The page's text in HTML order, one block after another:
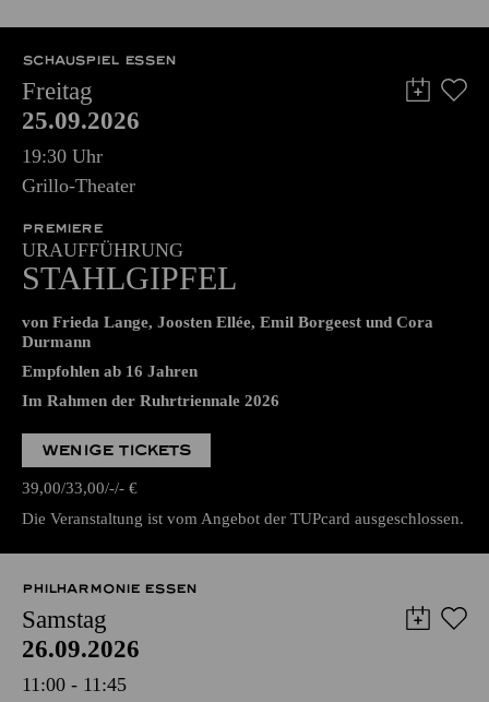
SCHAUSPIEL ESSEN
Freitag
25.09.2026
19:30 Uhr
Grillo-Theater
PREMIERE
URAUFFÜHRUNG
STAHLGIPFEL
von Frieda Lange, Joosten Ellée, Emil Borgeest und Cora
Durmann
Empfohlen ab 16 Jahren
Im Rahmen der Ruhrtriennale 2026
WENIGE TICKETS
39,00 33,00 - - €
Die Veranstaltung ist vom Angebot der TUPcard ausgeschlossen.
PHILHARMONIE ESSEN
Samstag
26.09.2026
11:00 - 11:45